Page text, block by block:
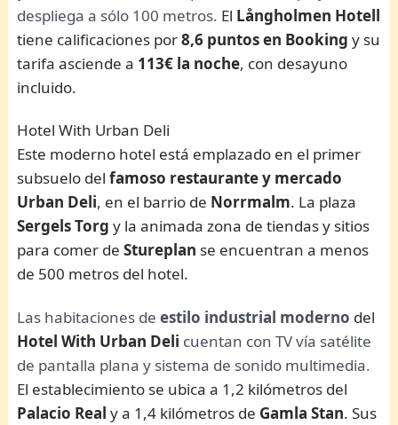
despliega a sólo 100 metros. El Långholmen Hotell
tiene calificaciones por8,6 puntos en Booking y su
tarifa asciende a 113€ la noche, con desayuno
incluido.
Hotel With Urban Deli
Este moderno hotel está emplazado en el primer
subsuelo delfamoso restaurante y mercado
Urban Deli, en el barrio de Norrmalm. La plaza
SergelsTorg y la animada zona de tiendas y sitios
para comer deStureplan se encuentran a menos
de 500 metros del hotel.
Las habitaciones deestilo industrial moderno del
Hotel With Urban Deli cuentan con TV vía satélite
de pantalla plana y sistema de sonido multimedia.
El establecimiento se ubica a 1,2 kilómetros del
Palacio Real y a 1,4 kilómetros de Gamla Stan. Sus